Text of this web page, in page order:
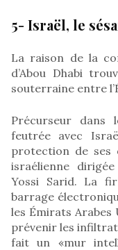
5- Israël, le
La raison de la
d’Abou Dhabi
souterraine entre
Précurseur dans
feutrée avec
protection de ses
israélienne
Yossi Sarid. La
barrage
les Émirats Arabes
prévenir les
fait un «mur